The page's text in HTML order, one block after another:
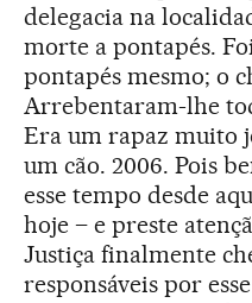
delegacia na
morte a pontapés.
pontapés mesmo; o
Arrebentaram-lhe
Era um rapaz muito
um cão. 2006. Pois
esse tempo desde
hoje – e preste
Justiça finalmente
responsáveis por